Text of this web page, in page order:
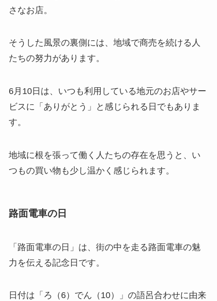
さなお店。
そうした風景の裏側には、地域で商売を続ける人
たちの努力があります。
6月10日は、いつも利用している地元のお店やサー
ビスに「ありがとう」と感じられる日でもありま
す。
地域に根を張って働く人たちの存在を思うと、い
つもの買い物も少し温かく感じられます。
路面電車の日
「路面電車の日」は、街の中を走る路面電車の魅
力を伝える記念日です。
日付は「ろ（6）でん（10）」の語呂合わせに由来